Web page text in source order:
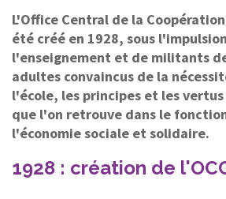
L'Office Central de la Coopération
été créé en 1928, sous
l'enseignement et de militants
adultes convaincus de la
l'école, les principes et les
que l'on retrouve dans le
l'économie sociale et solidaire.
1928 : création de